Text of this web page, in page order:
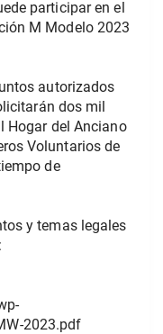
participar en el
M Modelo 2023
autorizados
dos mil
Hogar del Anciano
Voluntarios de
de
y temas legales
2023.pdf